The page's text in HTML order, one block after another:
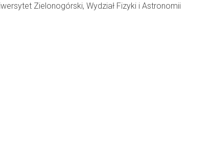
Zielonogórski, Wydział Fizyki i Astronomii